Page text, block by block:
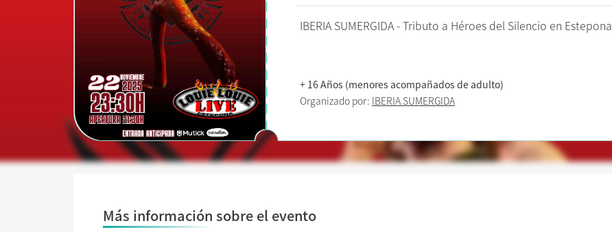
IBERIA SUMERGIDA - Tributo a Héroes del Silencio en Estepona
+ 16 Años (menores acompañados de adulto)
Organizado por: IBERIA SUMERGIDA
Más información sobre el evento